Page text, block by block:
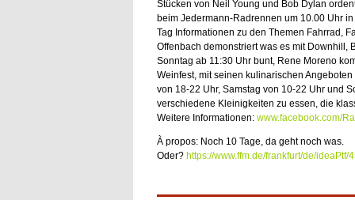
Stücken von Neil Young und Bob Dylan
beim Jedermann-Radrennen um 10.00 Uhr
Tag Informationen zu den Themen Fahrrad,
Offenbach demonstriert was es mit Downhill,
Sonntag ab 11:30 Uhr bunt, Rene Moreno
Weinfest, mit seinen kulinarischen
von 18-22 Uhr, Samstag von 10-22 Uhr und
verschiedene Kleinigkeiten zu essen, die
Weitere Informationen: www.facebook.com/
À propos: Noch 10 Tage, da geht noch was.
Oder? https://www.ffm.de/frankfurt/de/